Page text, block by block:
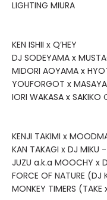
LIGHTING MIURA
KEN ISHII x Q’HEY
DJ SODEYAMA x
MIDORI AOYAMA x
YOUFORGOT x
IORI WAKASA x SAKIKO
KENJI TAKIMI x
KAN TAKAGI x DJ
JUZU a.k.a MOOCHY x
FORCE OF NATURE (DJ
MONKEY TIMERS (TAKE